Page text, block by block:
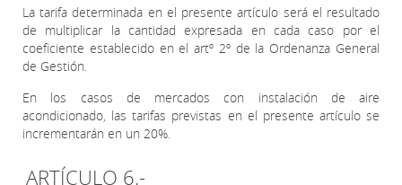
La tarifa determinada en el presente artículo será el resultado
de multiplicar la cantidad expresada en cada caso por el
coeficiente establecido en el artº 2º de la Ordenanza General
de Gestión.
En los casos de mercados con instalación de aire
acondicionado, las tarifas previstas en el presente artículo se
incrementarán en un 20%.
ARTÍCULO 6.-